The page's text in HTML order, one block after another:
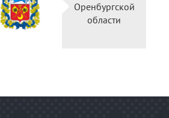
Оренбургской
области